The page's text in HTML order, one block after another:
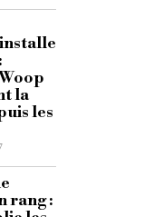
la
les
rang :